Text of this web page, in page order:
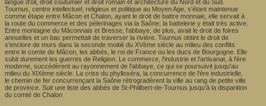
langue d'oil, droit coutumier et droit romain et architecture du Nord et du Sud.
Tournus, centre intellectuel, religieux et politique au Moyen Age, s'étant maintenue
comme étape entre Mâcon et Chalon, ayant le droit de battre monnaie, elle servait à
la route du commerce et des pélerinages via la Saône; la battelerie y était très active.
Entre montagne du Mâconnais et Bresse, l'abbaye, de plus, avait le droit de foires
annuelles et un bac permettait de traverser la rivière. Tournus obtint le droit de
s'enclore de murs dans la seconde moitié du XVème siècle au milieu des conflits
entre le comte de Mâcon, les abbés, le roi de France ou les ducs de Bourgogne. Elle
subit durement les guerres de Religion. Le commerce, l'industrie et l'artisanat, à l'ère
moderne, succédèrent au rayonnement de l'abbaye, ce qui se poursuivit jusqu'au
milieu du XIXème siècle. La crise du phylloxéra, la concurrence de l'ère industrielle,
le chemin de fer concurrençant la Saône rétrogradèrent la ville au rang de petite ville
de province. Suit une liste des abbés de St-Philibert-de-Tournus jusqu'à la disparition
du comté de Chalon